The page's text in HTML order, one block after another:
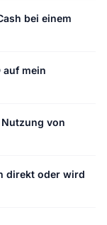
bei einem
auf mein
von
direkt oder wird